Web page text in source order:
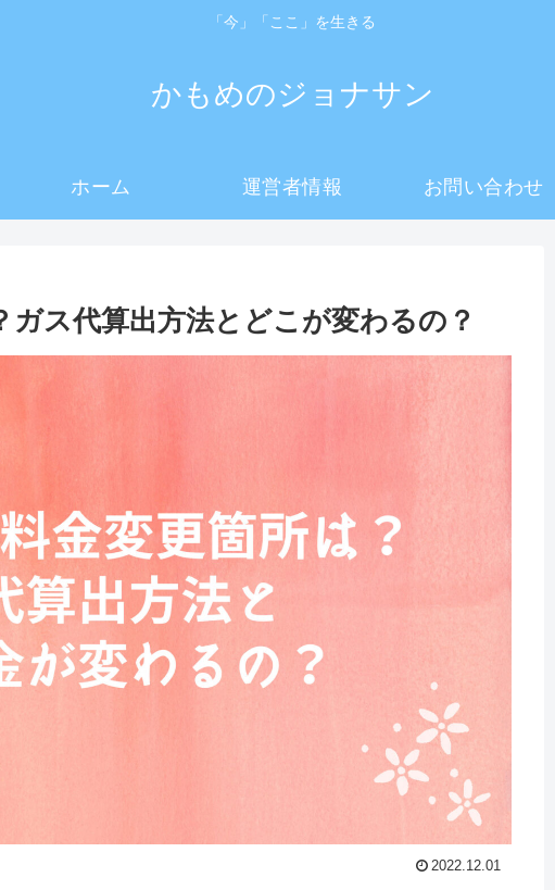
「今」「ここ」を生きる
かもめのジョナサン
ホーム 運営者情報 お問い合わせ
ス代算出方法とどこが変わるの？
2022.12.01